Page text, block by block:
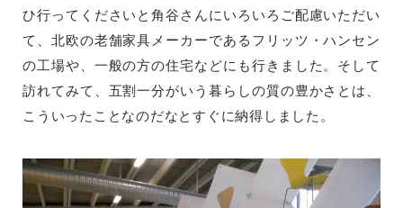
ひ行ってくださいと角谷さんにいろいろご配慮いただい
て、北欧の老舗家具メーカーであるフリッツ・ハンセン
の工場や、一般の方の住宅などにも行きました。そして
訪れてみて、五割一分がいう暮らしの質の豊かさとは、
こういったことなのだなとすぐに納得しました。